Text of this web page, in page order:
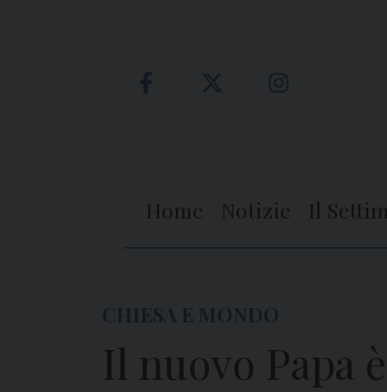
Home Notizie Il
Il nuovo Papa